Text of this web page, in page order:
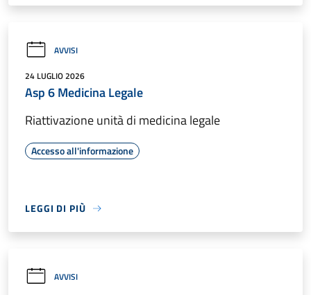
AVVISI
24 LUGLIO 2026
Asp 6 Medicina Legale
Riattivazione unità di medicina legale
Accesso all'informazione
LEGGI DI PIÙ
AVVISI